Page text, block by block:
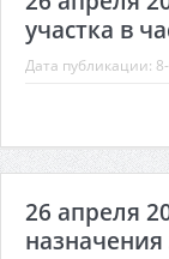
участка в
Дата публикации:
26 апреля